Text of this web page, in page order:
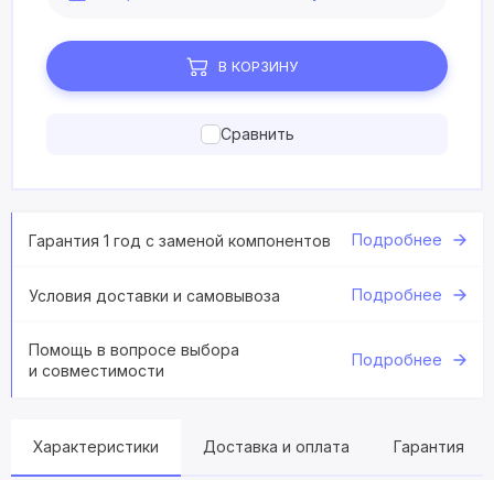
В КОРЗИНУ
Сравнить
Гарантия 1 год с заменой компонентов Подробнее
Условия доставки и самовывоза Подробнее
Помощь в вопросе выбора
и совместимости
Подробнее
Характеристики Доставка и оплата Гарантия